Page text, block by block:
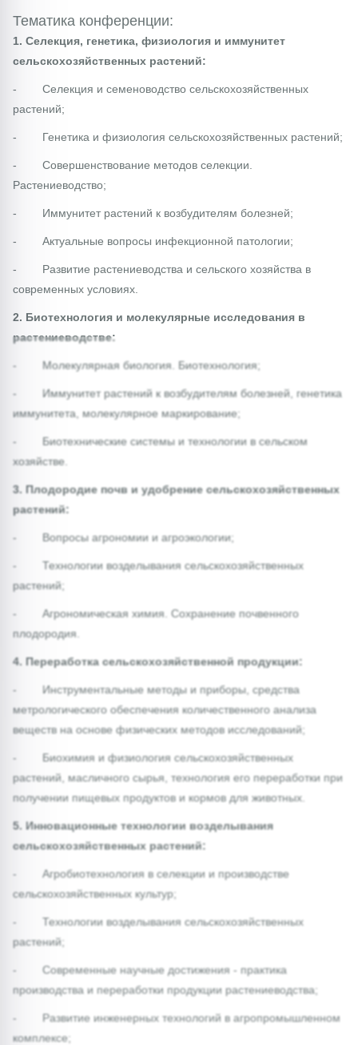
Тематика конференции:
1. Селекция, генетика, физиология и иммунитет
сельскохозяйственных растений:
- Селекция и семеноводство сельскохозяйственных
растений;
- Генетика и физиология сельскохозяйственных растений;
- Совершенствование методов селекции.
Растениеводство;
- Иммунитет растений к возбудителям болезней;
- Актуальные вопросы инфекционной патологии;
- Развитие растениеводства и сельского хозяйства в
современных условиях.
2. Биотехнология и молекулярные исследования в
растениеводстве:
- Молекулярная биология. Биотехнология;
- Иммунитет растений к возбудителям болезней, генетика
иммунитета, молекулярное маркирование;
- Биотехнические системы и технологии в сельском
хозяйстве.
3. Плодородие почв и удобрение сельскохозяйственных
растений:
- Вопросы агрономии и агроэкологии;
- Технологии возделывания сельскохозяйственных
растений;
- Агрономическая химия. Сохранение почвенного
плодородия.
4. Переработка сельскохозяйственной продукции:
- Инструментальные методы и приборы, средства
метрологического обеспечения количественного анализа
веществ на основе физических методов исследований;
- Биохимия и физиология сельскохозяйственных
растений, масличного сырья, технология его переработки при
получении пищевых продуктов и кормов для животных.
5. Инновационные технологии возделывания
сельскохозяйственных растений:
- Агробиотехнология в селекции и производстве
сельскохозяйственных культур;
- Технологии возделывания сельскохозяйственных
растений;
- Современные научные достижения - практика
производства и переработки продукции растениеводства;
- Развитие инженерных технологий в агропромышленном
комплексе;